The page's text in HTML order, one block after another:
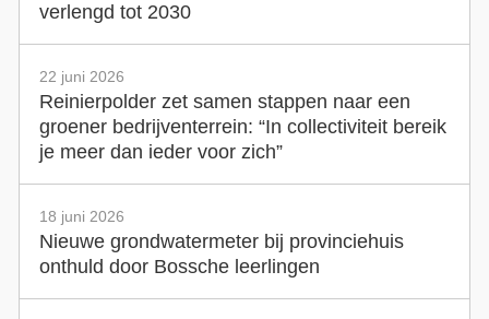
verlengd tot 2030
22 juni 2026
Reinierpolder zet samen stappen naar een
groener bedrijventerrein: “In collectiviteit bereik
je meer dan ieder voor zich”
18 juni 2026
Nieuwe grondwatermeter bij provinciehuis
onthuld door Bossche leerlingen